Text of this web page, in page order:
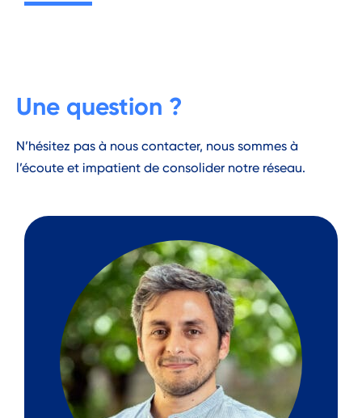
Une question ?
N’hésitez pas à nous contacter, nous sommes à
l’écoute et impatient de consolider notre réseau.